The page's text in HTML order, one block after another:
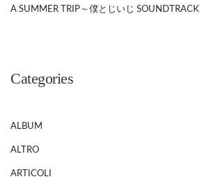
A SUMMER TRIP～僕とじいじ SOUNDTRACK
Categories
ALBUM
ALTRO
ARTICOLI